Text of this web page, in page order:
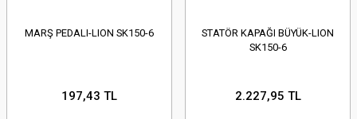
MARŞ PEDALI-LION SK150-6
197,43 TL
STATÖR KAPAĞI BÜYÜK-LION
SK150-6
2.227,95 TL